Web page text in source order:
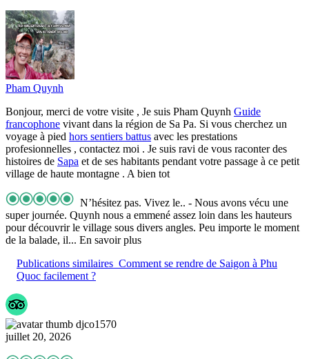
Pham Quynh
Bonjour, merci de votre visite , Je suis Pham Quynh Guide
francophone vivant dans la région de Sa Pa. Si vous cherchez un
voyage à pied hors sentiers battus avec les prestations
profesionnelles , contactez moi . Je suis ravi de vous raconter des
histoires de Sapa et de ses habitants pendant votre passage à ce petit
village de haute montagne . A bien tot
N’hésitez pas. Vivez le.. - Nous avons vécu une
super journée. Quynh nous a emmené assez loin dans les hauteurs
pour découvrir le village sous divers angles. Peu importe le moment
de la balade, il... En savoir plus
Publications similaires Comment se rendre de Saigon à Phu
Quoc facilement ?
djco1570
juillet 20, 2026